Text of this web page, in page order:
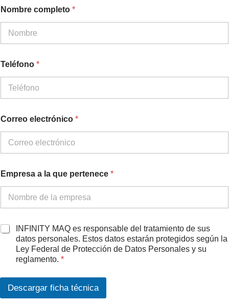
Nombre completo *
A
c
d
o
l
Teléfono *
Correo electrónico *
Empresa a la que pertenece *
A
d
R
INFINITY MAQ es responsable del tratamiento de sus
datos personales. Estos datos estarán protegidos según la
Ley Federal de Protección de Datos Personales y su
reglamento. *
Descargar ficha técnica